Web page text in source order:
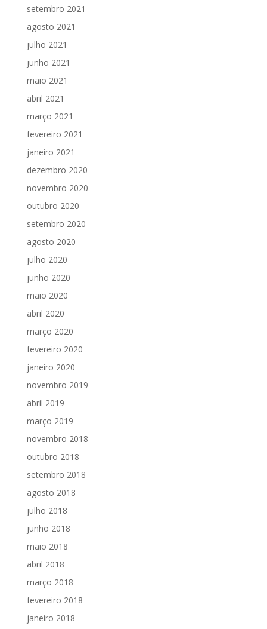
setembro 2021
agosto 2021
julho 2021
junho 2021
maio 2021
abril 2021
março 2021
fevereiro 2021
janeiro 2021
dezembro 2020
novembro 2020
outubro 2020
setembro 2020
agosto 2020
julho 2020
junho 2020
maio 2020
abril 2020
março 2020
fevereiro 2020
janeiro 2020
novembro 2019
abril 2019
março 2019
novembro 2018
outubro 2018
setembro 2018
agosto 2018
julho 2018
junho 2018
maio 2018
abril 2018
março 2018
fevereiro 2018
janeiro 2018